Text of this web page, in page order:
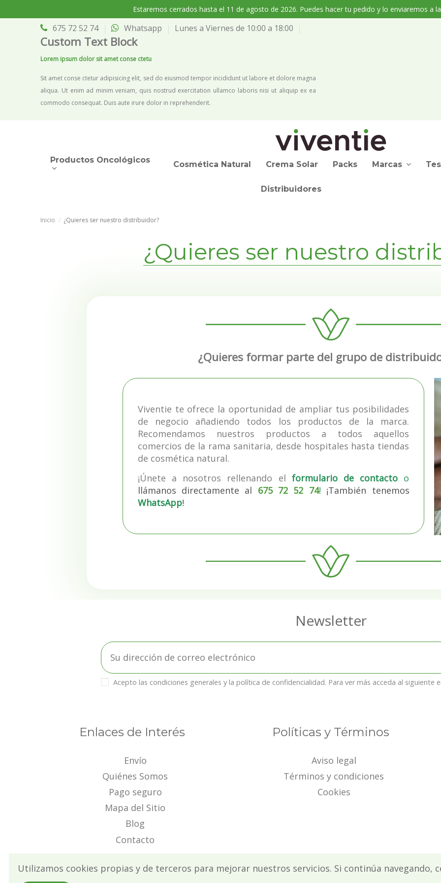
Estaremos cerrados hasta el 11 de agosto de 2026. Puedes hacer tu pedido y lo enviaremos a
675 72 52 74 Whatsapp Lunes a Viernes de 10:00 a 18:00
Custom Text Block
Lorem ipsum dolor sit amet conse ctetu
Sit amet conse ctetur adipisicing elit, sed do eiusmod tempor incididunt ut labore et dolore magna
aliqua. Ut enim ad minim veniam, quis nostrud exercitation ullamco laboris nisi ut aliquip ex ea
commodo consequat. Duis aute irure dolor in reprehenderit.
Productos Oncológicos Cosmética Natural Crema Solar Packs Marcas
Distribuidores
Inicio ¿Quieres ser nuestro distribuidor?
¿Quieres ser nuestro
¿Quieres formar parte del grupo de
Viventie te ofrece la oportunidad de ampliar tus posibilidades
de negocio añadiendo todos los productos de la marca.
Recomendamos nuestros productos a todos aquellos
comercios de la rama sanitaria, desde hospitales hasta tiendas
de cosmética natural.
¡Únete a nosotros rellenando el formulario de contacto o
llámanos directamente al 675 72 52 74! ¡También tenemos
WhatsApp!
Acepto las condiciones generales y la política de confidencialidad. Para ver más acceda al siguiente
Enlaces de Interés
Envío
Quiénes Somos
Pago seguro
Mapa del Sitio
Blog
Contacto
Políticas y Términos
Aviso legal
Términos y condiciones
Cookies
Utilizamos cookies propias y de terceros para mejorar nuestros servicios. Si continúa navegando,